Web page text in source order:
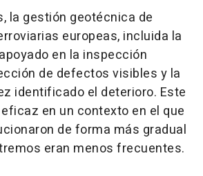
la gestión geotécnica de
europeas, incluida la
en la inspección
de defectos visibles y la
identificado el deterioro. Este
en un contexto en el que
de forma más gradual
eran menos frecuentes.